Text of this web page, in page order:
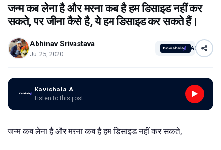
जन्म कब लेना है और मरना कब है हम डिसाइड नहीं कर
सकते, पर जीना कैसे है, ये हम डिसाइड कर सकते हैं।
Abhinav Srivastava
Jul 25, 2020
AI
Kavishala AI
Listen to this post
जन्म कब लेना है और मरना कब है हम डिसाइड नहीं कर सकते,